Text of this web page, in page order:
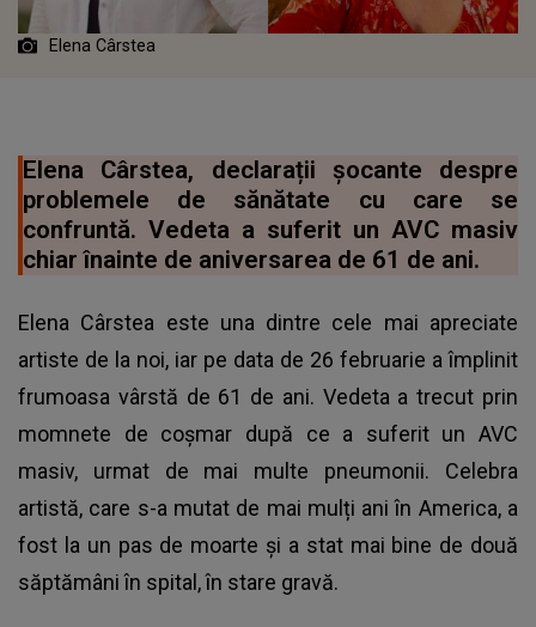
Elena Cârstea
Elena Cârstea, declarații șocante despre
problemele de sănătate cu care se
confruntă. Vedeta a suferit un AVC masiv
chiar înainte de aniversarea de 61 de ani.
Elena Cârstea este una dintre cele mai apreciate
artiste de la noi, iar pe data de 26 februarie a împlinit
frumoasa vârstă de 61 de ani. Vedeta a trecut prin
momnete de coșmar după ce a suferit un AVC
masiv, urmat de mai multe pneumonii. Celebra
artistă, care s-a mutat de mai mulți ani în America, a
fost la un pas de moarte și a stat mai bine de două
săptămâni în spital, în stare gravă.